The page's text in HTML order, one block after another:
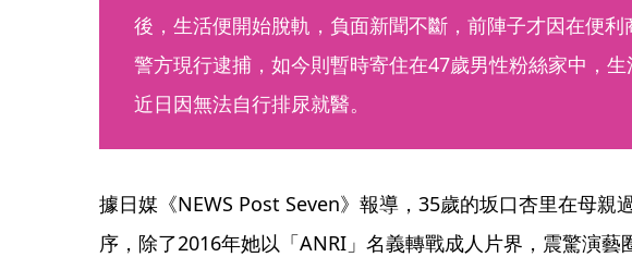
後，生活便開始脫軌，負面新聞不斷，前陣子才因在便利
警方現行逮捕，如今則暫時寄住在47歲男性粉絲家中，生
近日因無法自行排尿就醫。
據日媒《NEWS Post Seven》報導，35歲的坂口杏里在母親
序，除了2016年她以「ANRI」名義轉戰成人片界，震驚演藝